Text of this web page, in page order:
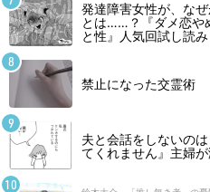
発達障害女性が、な
とは……？『ダメ恋や
と性』人気回試し読み
禁止になった交霊術
夫と会話をしないの
てくれません』主婦